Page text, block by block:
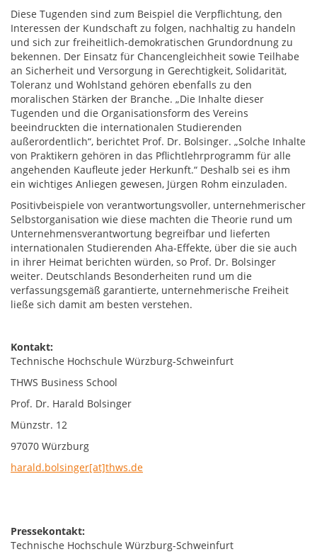
Diese Tugenden sind zum Beispiel die Verpflichtung, den
Interessen der Kundschaft zu folgen, nachhaltig zu handeln
und sich zur freiheitlich-demokratischen Grundordnung zu
bekennen. Der Einsatz für Chancengleichheit sowie Teilhabe
an Sicherheit und Versorgung in Gerechtigkeit, Solidarität,
Toleranz und Wohlstand gehören ebenfalls zu den
moralischen Stärken der Branche. „Die Inhalte dieser
Tugenden und die Organisationsform des Vereins
beeindruckten die internationalen Studierenden
außerordentlich“, berichtet Prof. Dr. Bolsinger. „Solche Inhalte
von Praktikern gehören in das Pflichtlehrprogramm für alle
angehenden Kaufleute jeder Herkunft.“ Deshalb sei es ihm
ein wichtiges Anliegen gewesen, Jürgen Rohm einzuladen.
Positivbeispiele von verantwortungsvoller, unternehmerischer
Selbstorganisation wie diese machten die Theorie rund um
Unternehmensverantwortung begreifbar und lieferten
internationalen Studierenden Aha-Effekte, über die sie auch
in ihrer Heimat berichten würden, so Prof. Dr. Bolsinger
weiter. Deutschlands Besonderheiten rund um die
verfassungsgemäß garantierte, unternehmerische Freiheit
ließe sich damit am besten verstehen.
Kontakt:
Technische Hochschule Würzburg-Schweinfurt
THWS Business School
Prof. Dr. Harald Bolsinger
Münzstr. 12
97070 Würzburg
harald.bolsinger[at]thws.de
Pressekontakt:
Technische Hochschule Würzburg-Schweinfurt